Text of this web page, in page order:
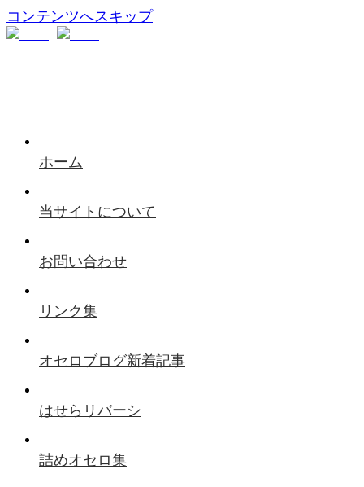
コンテンツへスキップ
ホーム
当サイトについて
お問い合わせ
リンク集
オセロブログ新着記事
はせらリバーシ
詰めオセロ集